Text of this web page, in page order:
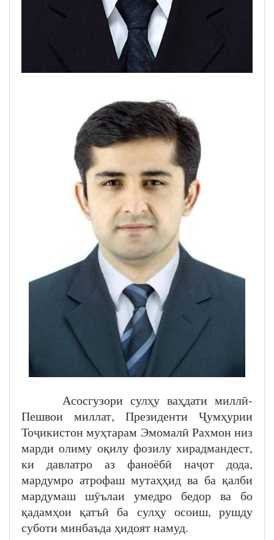
Асосгузори сулҳу ваҳдати миллӣ-
Пешвои миллат, Президенти Ҷумҳурии
Тоҷикистон муҳтарам Эмомалӣ Рахмон низ
марди олиму оқилу фозилу хирадмандест,
ки давлатро аз фаноёбӣ наҷот дода,
мардумро атрофаш мутаҳҳид ва ба қалби
мардумаш шӯълаи умедро бедор ва бо
қадамҳои қатъӣ ба сулҳу осоиш, рушду
суботи минбаъда ҳидоят намуд.